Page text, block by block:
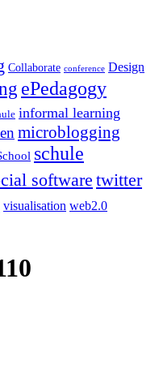
Collaborate conference Design
ePedagogy
informal learning
microblogging
schule
software twitter
visualisation web2.0